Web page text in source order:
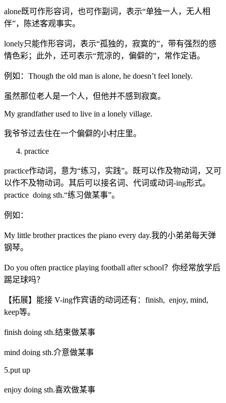
alone既可作形容词，也可作副词，表示“单独一人，无人相
伴”，陈述客观事实。
lonely只能作形容词，表示“孤独的，寂寞的”，带有强烈的感
情色彩；此外，还可表示“荒凉的，偏僻的”，常作定语。
例如：Though the old man is alone, he doesn’t feel lonely.
虽然那位老人是一个人，但他并不感到寂寞。
My grandfather used to live in a lonely village.
我爷爷过去住在一个偏僻的小村庄里。
practice
practice作动词，意为“练习，实践”。既可以作及物动词，又可
以作不及物动词。其后可以接名词、代词或动词-ing形式。
practice doing sth.“练习做某事”。
例如：
My little brother practices the piano every day.我的小弟弟每天弹
钢琴。
Do you often practice playing football after school？你经常放学后
踢足球吗？
【拓展】能接 V-ing作宾语的动词还有：finish, enjoy, mind,
keep等。
finish doing sth.结束做某事
mind doing sth.介意做某事
5.put up
enjoy doing sth.喜欢做某事